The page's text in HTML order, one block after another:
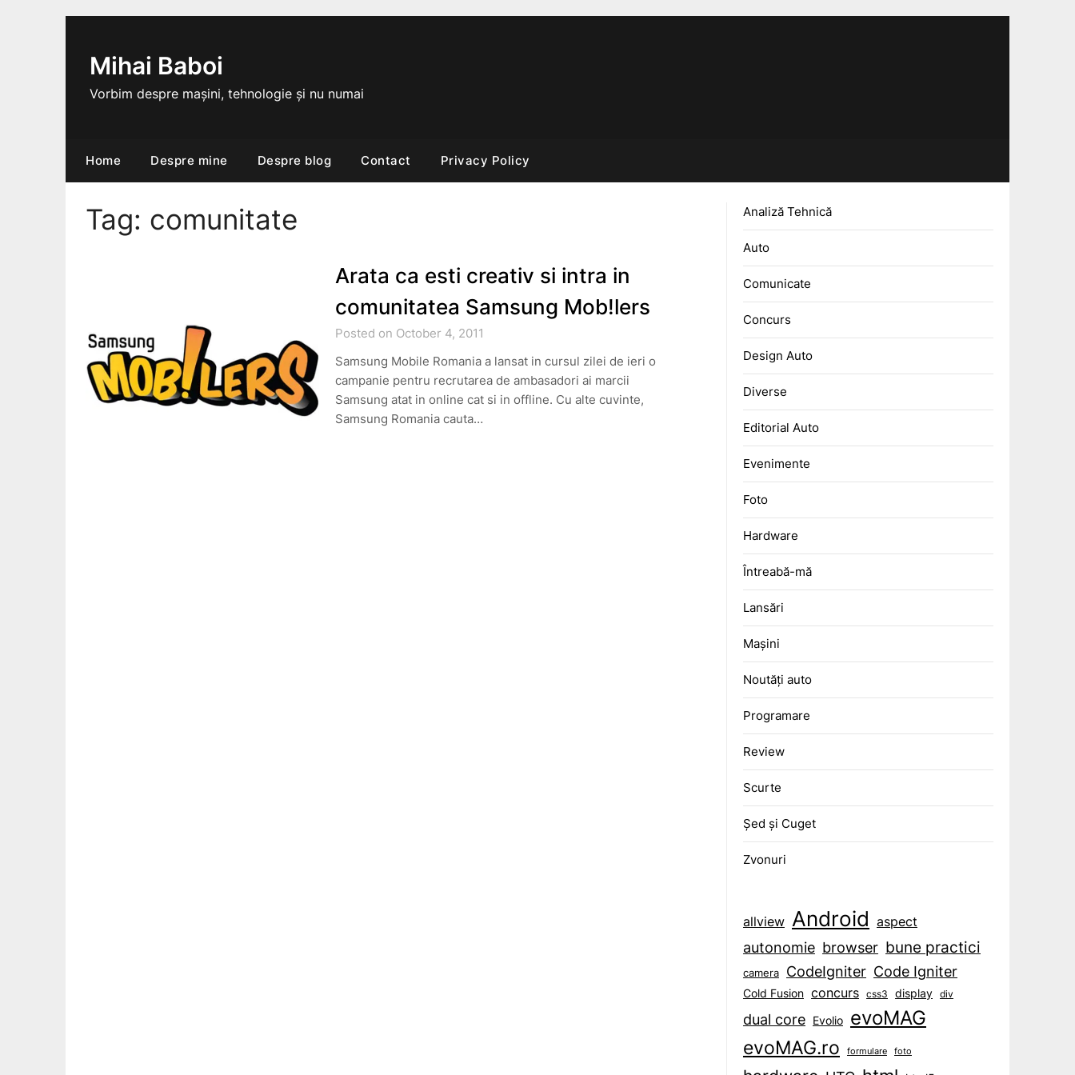
Mihai Baboi
Vorbim despre mașini, tehnologie și nu numai
Home Despre mine Despre blog Contact Privacy Policy
Tag: comunitate
Arata ca esti creativ si intra in
comunitatea Samsung Mob!lers
Posted on October 4, 2011
Samsung Mobile Romania a lansat in cursul zilei de ieri o
campanie pentru recrutarea de ambasadori ai marcii
Samsung atat in online cat si in offline. Cu alte cuvinte,
Samsung Romania cauta…
Analiză Tehnică
Auto
Comunicate
Concurs
Design Auto
Diverse
Editorial Auto
Evenimente
Foto
Hardware
Întreabă-mă
Lansări
Mașini
Noutăți auto
Programare
Review
Scurte
Șed și Cuget
Zvonuri
allview Android aspect
autonomie browser bune practici
camera CodeIgniter Code Igniter
Cold Fusion concurs css3 display div
dual core Evolio evoMAG
evoMAG.ro formulare foto